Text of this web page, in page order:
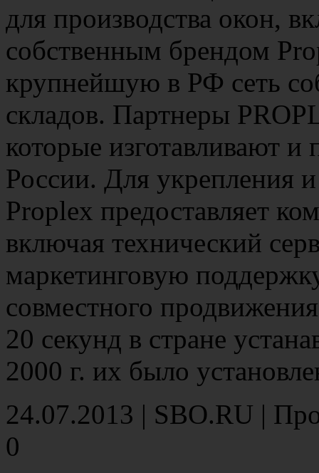
для производства окон,
собственным брендом
крупнейшую в РФ сеть
складов. Партнеры
которые изготавливают
России. Для укрепления
Proplex предоставляет
включая технический
маркетинговую
совместного
20 секунд в стране
2000 г. их было
24.07.2013 | SBO.RU |
0